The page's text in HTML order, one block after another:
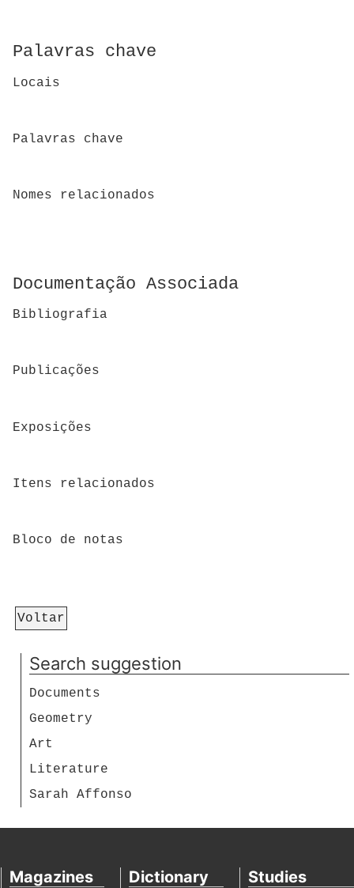
Palavras chave
Locais
Palavras chave
Nomes relacionados
Documentação Associada
Bibliografia
Publicações
Exposições
Itens relacionados
Bloco de notas
Voltar
Search suggestion
Documents
Geometry
Art
Literature
Sarah Affonso
Magazines Dictionary Studies